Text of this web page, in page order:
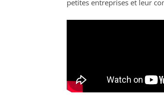
petites entreprises et leur